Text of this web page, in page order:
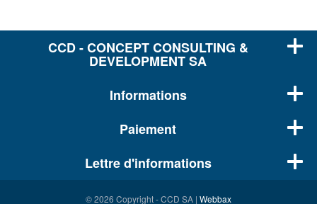
CCD - CONCEPT CONSULTING &
DEVELOPMENT SA
Informations
© 2026 Copyright - CCD SA | Webbax
Paiement
Lettre d'informations